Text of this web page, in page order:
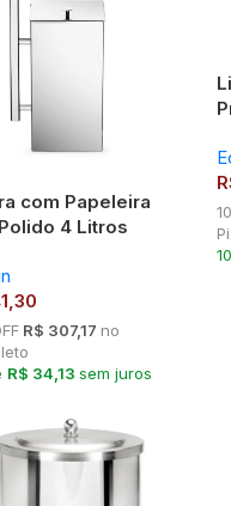
com Papeleira
4 Litros
R$ 307,17 no
R$ 34,13 sem juros